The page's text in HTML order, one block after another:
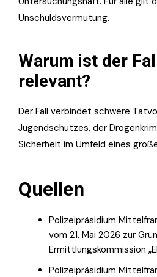
Unschuldsvermutung.
Warum ist der
relevant?
Der Fall verbindet schwere
Jugendschutzes, der
Sicherheit im Umfeld eines
Quellen
Polizeipräsidium
vom 21. Mai 2026 zur
Ermittlungskommission
Polizeipräsidium